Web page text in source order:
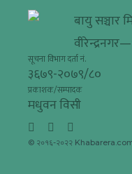
बायु सञ्चार
सूचना विभाग दर्ता नं.
३६७९-२०७९/८०
प्रकाशक/सम्पादक
मधुवन विसी
© २०१६-२०२२ Khabarera.com